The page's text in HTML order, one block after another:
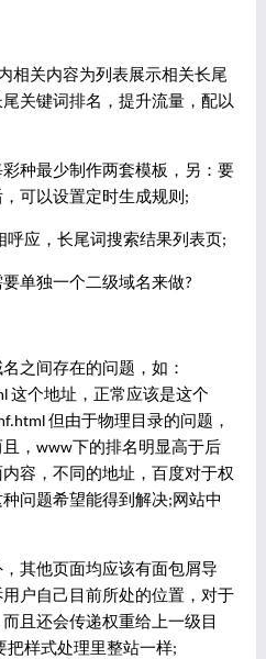
关内容为列表展示相关长尾
关键词排名，提升流量，配以
最少制作两套模板，另：要
可以设置定时生成规则;
应，长尾词搜索结果列表页;
独一个二级域名来做?
间存在的问题，如：
这个地址，正常应该是这个
但由于物理目录的问题，
，www下的排名明显高于后
容，不同的地址，百度对于权
问题希望能得到解决;网站中
他页面均应该有面包屑导
户自己目前所处的位置，对于
且还会传递权重给上一级目
把样式处理里整站一样;